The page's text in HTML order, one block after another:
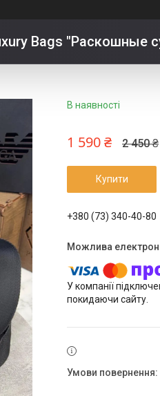
Bags "Раскошные
В наявності
2 450 ₴
1 590 ₴
Купити
+380 (73) 340-40-80
У компанії
покидаючи сайту.